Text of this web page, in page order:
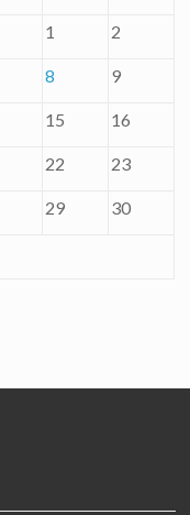
1 2
8 9
15 16
22 23
29 30